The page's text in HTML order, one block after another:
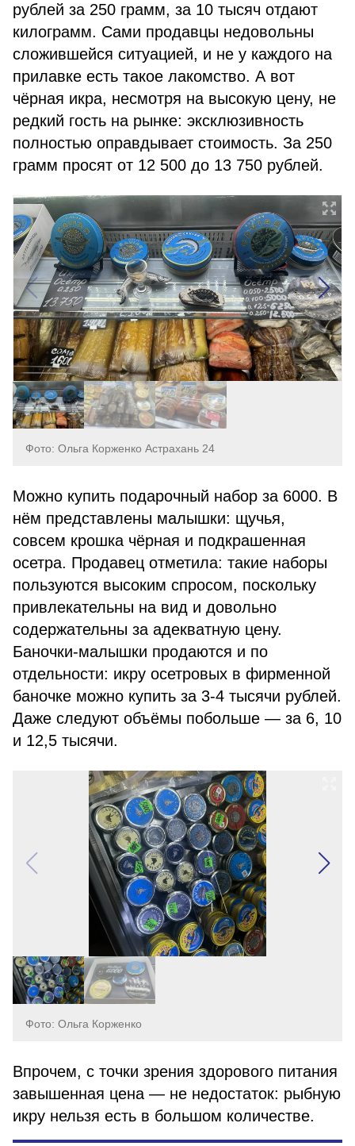
рублей за 250 грамм, за 10 тысяч отдают
килограмм. Сами продавцы недовольны
сложившейся ситуацией, и не у каждого на
прилавке есть такое лакомство. А вот
чёрная икра, несмотря на высокую цену, не
редкий гость на рынке: эксклюзивность
полностью оправдывает стоимость. За 250
грамм просят от 12 500 до 13 750 рублей.
Фото: Ольга Корженко Астрахань 24
Можно купить подарочный набор за 6000. В
нём представлены малышки: щучья,
совсем крошка чёрная и подкрашенная
осетра. Продавец отметила: такие наборы
пользуются высоким спросом, поскольку
привлекательны на вид и довольно
содержательны за адекватную цену.
Баночки-малышки продаются и по
отдельности: икру осетровых в фирменной
баночке можно купить за 3-4 тысячи рублей.
Даже следуют объёмы побольше — за 6, 10
и 12,5 тысячи.
Фото: Ольга Корженко
Впрочем, с точки зрения здорового питания
завышенная цена — не недостаток: рыбную
икру нельзя есть в большом количестве.